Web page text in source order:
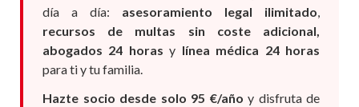
día a día: asesoramiento legal ilimitado,
recursos de multas sin coste adicional,
abogados 24 horas y línea médica 24 horas
para ti y tu familia.
Hazte socio desde solo 95 €/año y disfruta de